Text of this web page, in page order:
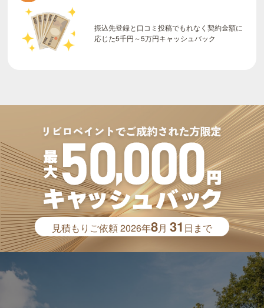
振込先登録と口コミ投稿でもれなく契約金額に
応じた5千円～5万円キャッシュバック
見積もりご依頼2026年8月31 日まで